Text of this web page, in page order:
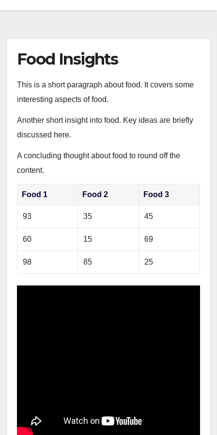
Food Insights
This is a short paragraph about food. It covers some
interesting aspects of food.
Another short insight into food. Key ideas are briefly
discussed here.
A concluding thought about food to round off the
content.
Food 1 Food 2 Food 3
93 35 45
60 15 69
98 85 25